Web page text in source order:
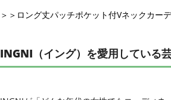
＞＞ロング丈パッチポケット付Vネックカー
INGNI（イング）を愛用している